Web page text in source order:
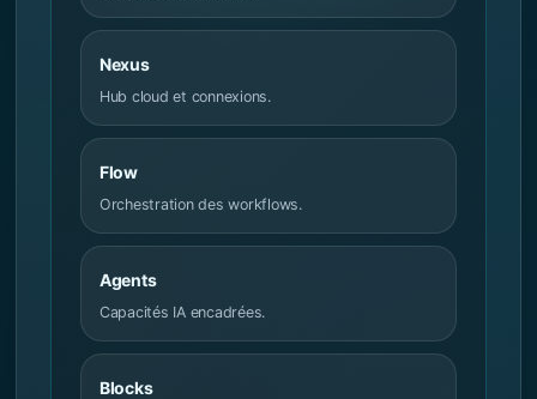
Nexus
Hub cloud et connexions.
Flow
Orchestration des workflows.
Agents
Capacités IA encadrées.
Blocks